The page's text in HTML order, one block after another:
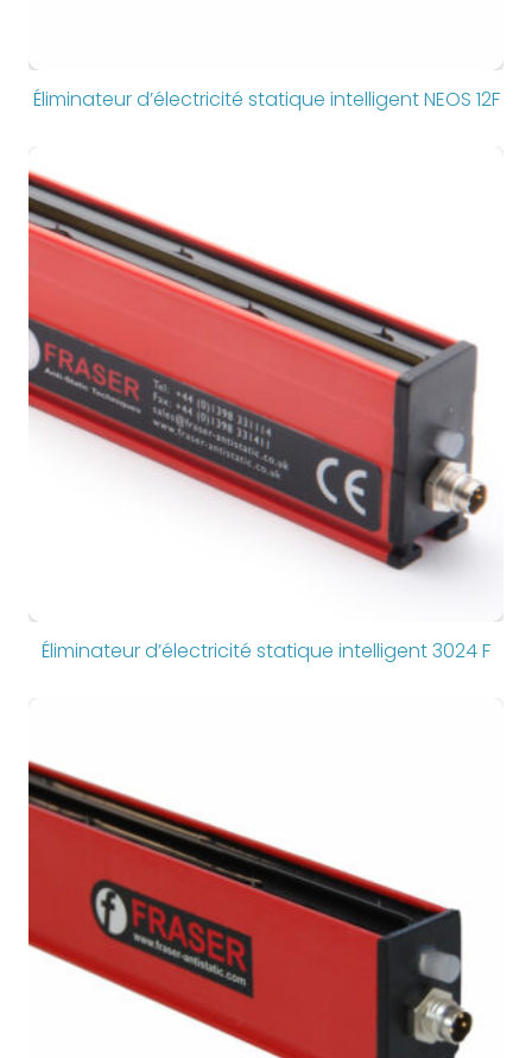
Éliminateur d’électricité statique intelligent NEOS 12F
Éliminateur d’électricité statique intelligent 3024 F